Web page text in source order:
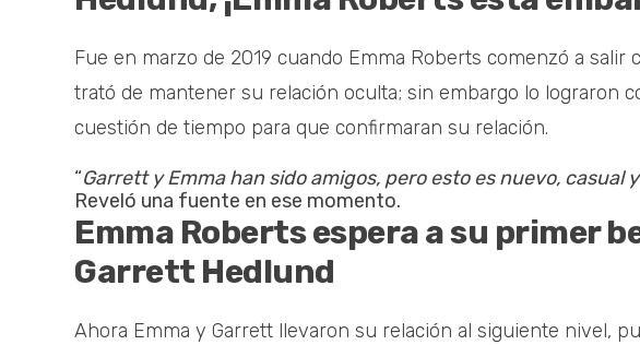
Fue en marzo de 2019 cuando Emma Roberts comenzó a salir
trató de mantener su relación oculta; sin embargo lo lograron
cuestión de tiempo para que confirmaran su relación.
“Garrett y Emma han sido amigos, pero esto es nuevo, casual
Reveló una fuente en ese momento.
Emma Roberts espera a su primer
Garrett Hedlund
Ahora Emma y Garrett llevaron su relación al siguiente nivel,